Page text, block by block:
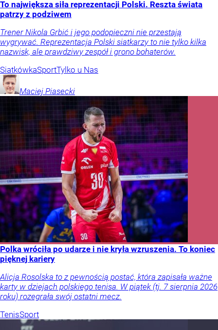
To największa siła reprezentacji Polski. Reszta świata
patrzy z podziwem
Trener Nikola Grbić i jego podopieczni nie przestają
wygrywać. Reprezentacja Polski siatkarzy to nie tylko kilka
nazwisk, ale prawdziwy zespół i grono bohaterów.
SiatkówkaSportTylko u Nas
Maciej Piasecki
Polka wróciła po udarze i nie kryła wzruszenia. To koniec
pięknej kariery
Alicja Rosolska to z pewnością postać, która zapisała ważne
karty w dziejach polskiego tenisa. W piątek (tj. 7 sierpnia 2026
roku) rozegrała swój ostatni mecz.
TenisSport